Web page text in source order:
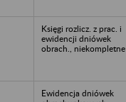
Księgi rozlicz. z prac. i
ewidencji dniówek
obrach., niekompletne
Ewidencja dniówek